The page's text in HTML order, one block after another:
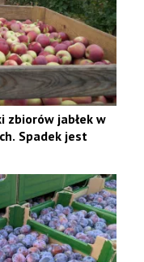
zbiorów jabłek w
Spadek jest